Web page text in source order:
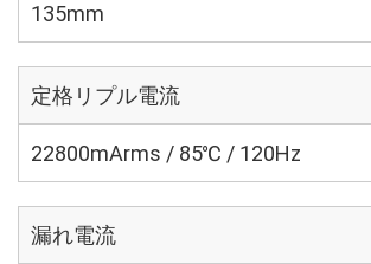
135mm
定格リプル電流
22800mArms / 85℃ / 120Hz
漏れ電流